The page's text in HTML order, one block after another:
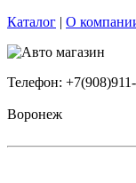
Каталог | О
Телефон:
Воронеж